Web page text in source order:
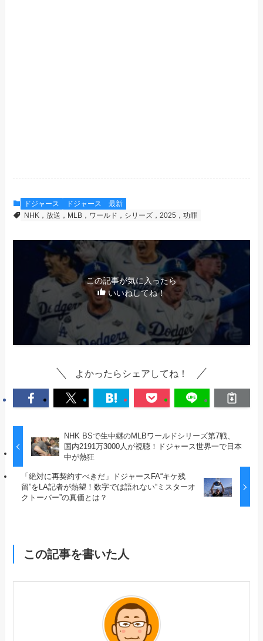
ドジャース
ドジャース 最新
NHK，放送，MLB，ワールド，シリーズ，2025，功罪
この記事が気に入ったら
いいねしてね！
よかったらシェアしてね！
NHK BSで生中継のMLBワールドシリーズ第7戦、
国内2191万3000人が視聴！ドジャース世界一で日本
中が熱狂
「絶対に再契約すべきだ」ドジャースFA“キケ残
留”をLA記者が熱望！数字では語れない“ミスターオ
クトーバー”の真価とは？
この記事を書いた人